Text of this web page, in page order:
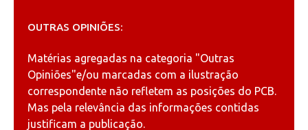
OUTRAS OPINIÕES:
Matérias agregadas na categoria "Outras
Opiniões"e/ou marcadas com a ilustração
correspondente não refletem as posições do PCB.
Mas pela relevância das informações contidas
justificam a publicação.